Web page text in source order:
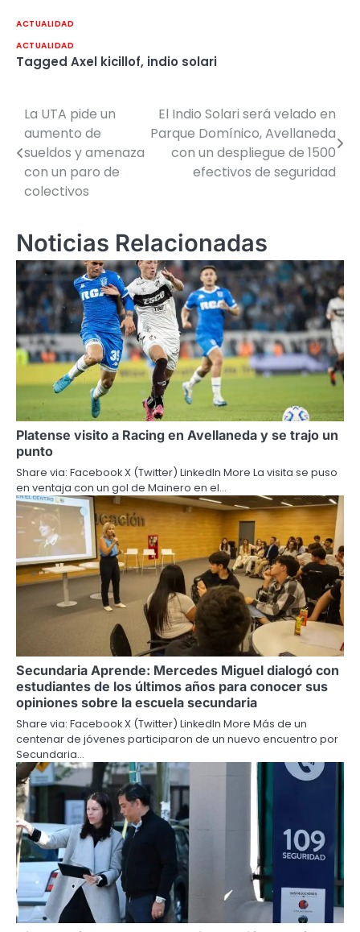
ACTUALIDAD
ACTUALIDAD
Tagged Axel kicillof, indio solari
Navegación
de
entradas
La UTA pide un
aumento de
sueldos y amenaza
con un paro de
colectivos
El Indio Solari será velado en
Parque Domínico, Avellaneda
con un despliegue de 1500
efectivos de seguridad
Noticias Relacionadas
Platense visito a Racing en Avellaneda y se trajo un
punto
Share via: Facebook X (Twitter) LinkedIn More La visita se puso
en ventaja con un gol de Mainero en el…
Secundaria Aprende: Mercedes Miguel dialogó con
estudiantes de los últimos años para conocer sus
opiniones sobre la escuela secundaria
Share via: Facebook X (Twitter) LinkedIn More Más de un
centenar de jóvenes participaron de un nuevo encuentro por
Secundaria…